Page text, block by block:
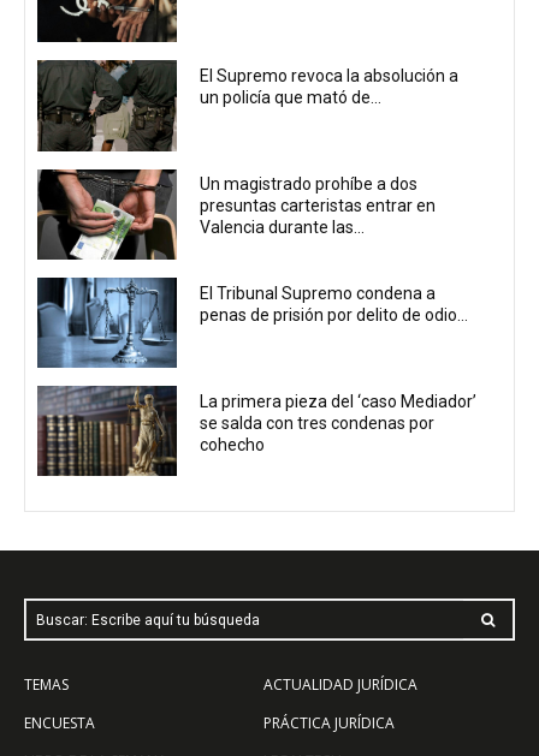
El Supremo revoca la absolución a
un policía que mató de...
Un magistrado prohíbe a dos
presuntas carteristas entrar en
Valencia durante las...
El Tribunal Supremo condena a
penas de prisión por delito de odio...
La primera pieza del ‘caso Mediador’
se salda con tres condenas por
cohecho
Buscar: Escribe aquí tu búsqueda
TEMAS
ENCUESTA
ACTUALIDAD JURÍDICA
PRÁCTICA JURÍDICA